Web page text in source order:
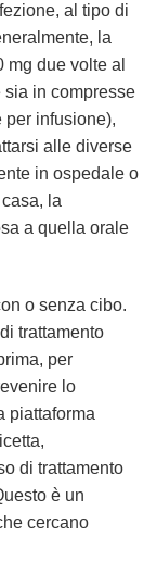
al tipo di
la
due volte al
in compresse
infusione),
alle diverse
in ospedale o
la
a quella orale
o senza cibo.
trattamento
per
lo
piattaforma
di trattamento
è un
cercano